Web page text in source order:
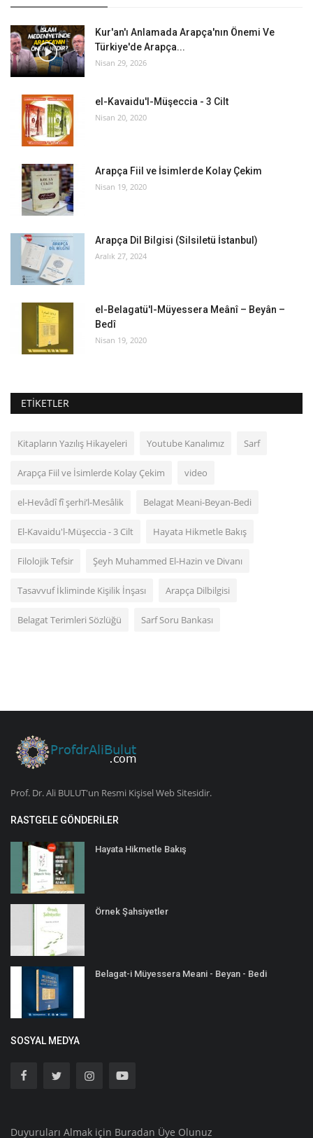
Kur'an'ı Anlamada Arapça'nın Önemi Ve
Türkiye'de Arapça...
Nisan 29, 2026
el-Kavaidu'l-Müşeccia - 3 Cilt
Nisan 20, 2020
Arapça Fiil ve İsimlerde Kolay Çekim
Nisan 19, 2020
Arapça Dil Bilgisi (Silsiletü İstanbul)
Aralık 27, 2024
el-Belagatü'l-Müyessera Meânî – Beyân –
Bedî
Nisan 19, 2020
ETIKETLER
Kitapların Yazılış Hikayeleri Youtube Kanalımız Sarf
Arapça Fiil ve İsimlerde Kolay Çekim video
el‑Hevâdî fî şerhi’l-Mesâlik Belagat Meani-Beyan-Bedi
El-Kavaidu'l-Müşeccia - 3 Cilt Hayata Hikmetle Bakış
Filolojik Tefsir Şeyh Muhammed El-Hazin ve Divanı
Tasavvuf İkliminde Kişilik İnşası Arapça Dilbilgisi
Belagat Terimleri Sözlüğü Sarf Soru Bankası
Prof. Dr. Ali BULUT'un Resmi Kişisel Web Sitesidir.
RASTGELE GÖNDERILER
Hayata Hikmetle Bakış
Örnek Şahsiyetler
Belagat-i Müyessera Meani - Beyan - Bedi
SOSYAL MEDYA
Duyuruları Almak için Buradan Üye Olunuz